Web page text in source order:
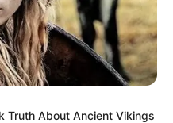
Truth About Ancient Vikings